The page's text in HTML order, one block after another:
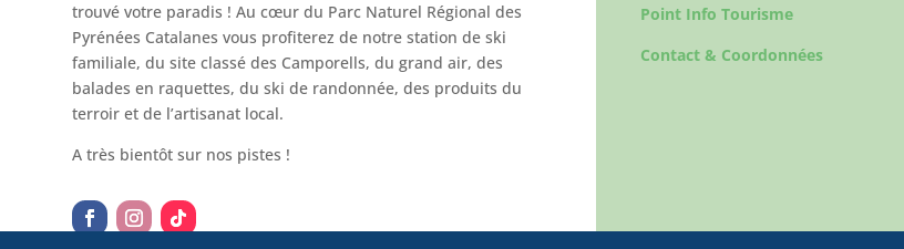
trouvé votre paradis ! Au cœur du Parc Naturel Régional des
Pyrénées Catalanes vous profiterez de notre station de ski
familiale, du site classé des Camporells, du grand air, des
balades en raquettes, du ski de randonnée, des produits du
terroir et de l’artisanat local.
A très bientôt sur nos pistes !
Point Info Tourisme
Contact & Coordonnées